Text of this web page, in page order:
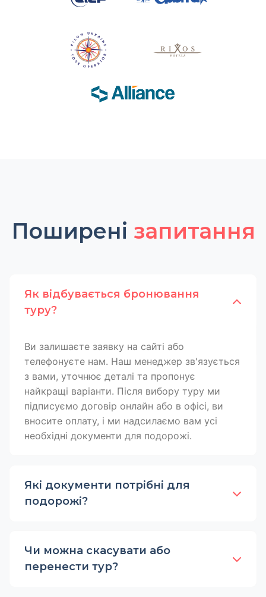
Поширені запитання
Як відбувається бронювання
туру?
Ви залишаєте заявку на сайті або
телефонуєте нам. Наш менеджер зв'язується
з вами, уточнює деталі та пропонує
найкращі варіанти. Після вибору туру ми
підписуємо договір онлайн або в офісі, ви
вносите оплату, і ми надсилаємо вам усі
необхідні документи для подорожі.
Які документи потрібні для
подорожі?
Чи можна скасувати або
перенести тур?